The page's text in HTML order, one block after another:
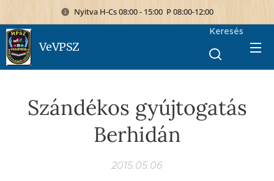
Nyitva H-Cs 08:00 - 15:00 P 08:00-12:00
VeVPSZ
Keresés
Szándékos gyújtogatás
Berhidán
2015.05.06